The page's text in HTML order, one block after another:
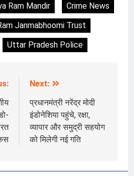
Ram Mandir
Crime News
Janmabhoomi Trust
Uttar Pradesh Police
Next:
प्रधानमंत्री नरेंद्र मोदी
इंडोनेशिया पहुंचे, रक्षा,
व्यापार और समुद्री सहयोग
को मिलेगी नई गति